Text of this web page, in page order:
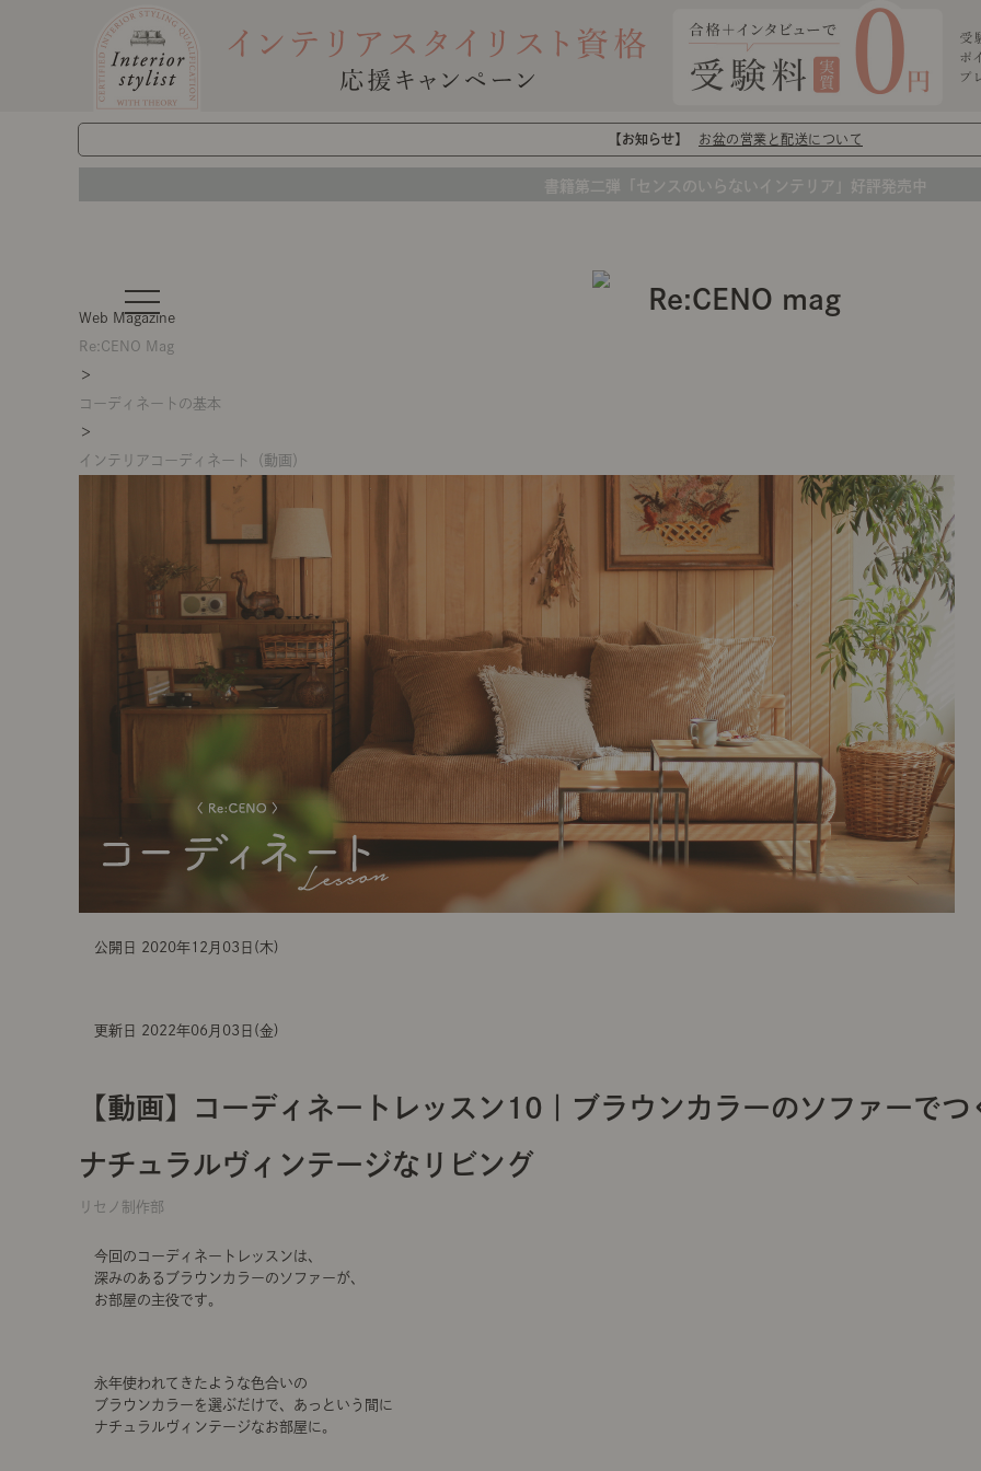
【お知らせ】 お盆の営業と配送について
書籍第二弾「センスのいらないインテリア」好評発売中
t
o
g
n
a
g
a
Web Magazine
Re:CENO Mag
＞
コーディネートの基本
＞
インテリアコーディネート（動画）
公開日 2020年12月03日(木)
更新日 2022年06月03日(金)
【動画】コーディネートレッスン10｜ブラウンカラーのソファーでつ
ナチュラルヴィンテージなリビング
リセノ制作部
今回のコーディネートレッスンは、
深みのあるブラウンカラーのソファーが、
お部屋の主役です。
永年使われてきたような色合いの
ブラウンカラーを選ぶだけで、あっという間に
ナチュラルヴィンテージなお部屋に。